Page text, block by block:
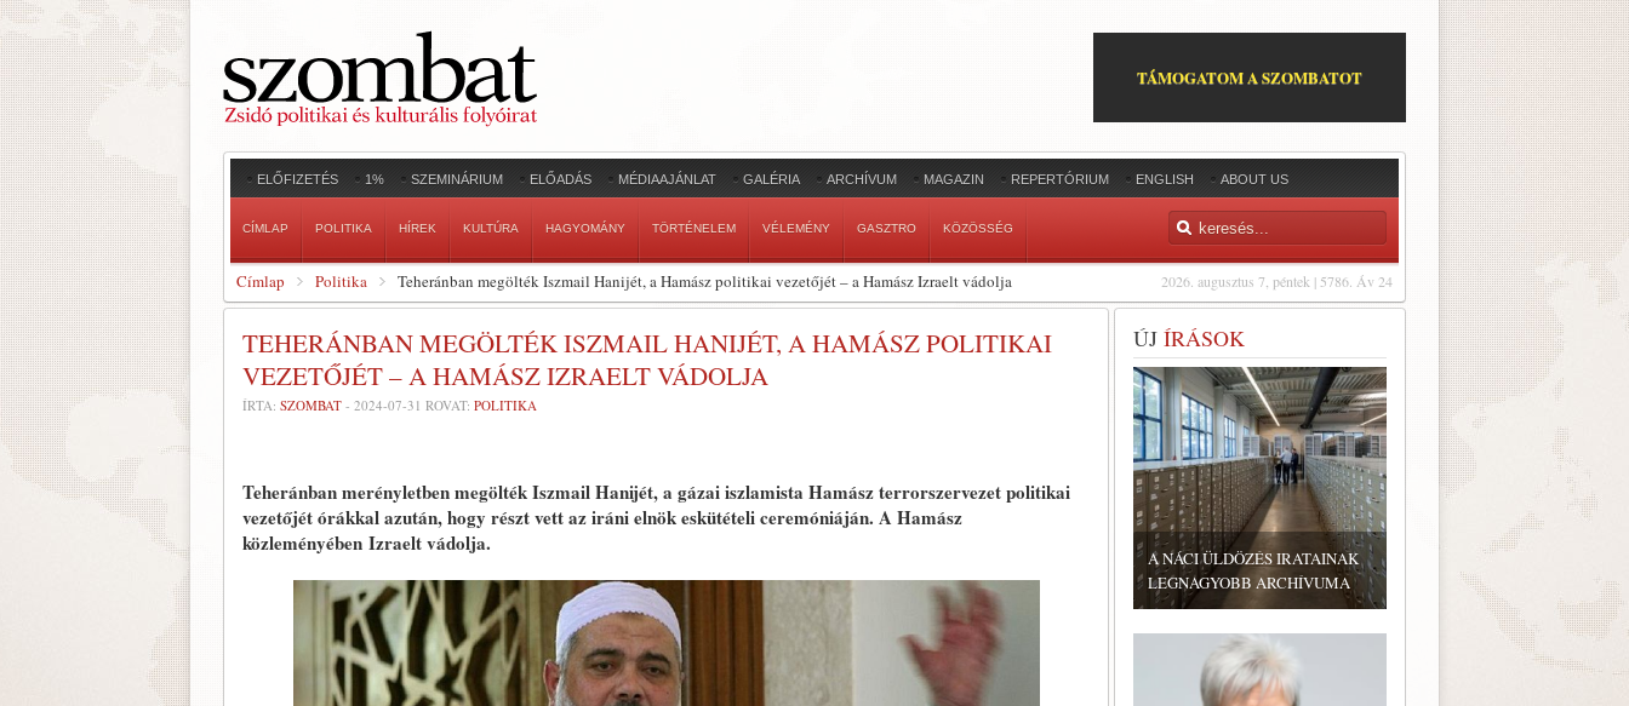
TÁMOGATOM A SZOMBATOT
ELŐFIZETÉS 1% SZEMINÁRIUM ELŐADÁS MÉDIAAJÁNLAT GALÉRIA ARCHÍVUM MAGAZIN REPERTÓRIUM ENGLISH ABOUT US
CÍMLAP POLITIKA HÍREK KULTÚRA HAGYOMÁNY TÖRTÉNELEM VÉLEMÉNY GASZTRO KÖZÖSSÉG
2026. augusztus 7, péntek | 5786. Áv 24
Címlap Politika Teheránban megölték Iszmail Hanijét, a Hamász politikai vezetőjét – a Hamász Izraelt vádolja
TEHERÁNBAN MEGÖLTÉK ISZMAIL HANIJÉT, A HAMÁSZ POLITIKAI
VEZETŐJÉT – A HAMÁSZ IZRAELT VÁDOLJA
ÍRTA: SZOMBAT - 2024-07-31 ROVAT: POLITIKA
Teheránban merényletben megölték Iszmail Hanijét, a gázai iszlamista Hamász terrorszervezet politikai
vezetőjét órákkal azután, hogy részt vett az iráni elnök eskütételi ceremóniáján. A Hamász
közleményében Izraelt vádolja.
ÚJ ÍRÁSOK
A NÁCI ÜLDÖZÉS IRATAINAK
LEGNAGYOBB ARCHÍVUMA